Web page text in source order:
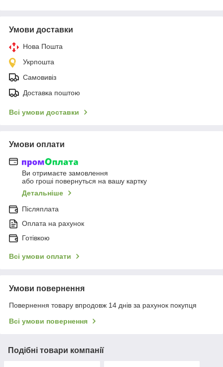
Умови доставки
Нова Пошта
Укрпошта
Самовивіз
Доставка поштою
Всі умови доставки
Умови оплати
Ви отримаєте замовлення
або гроші повернуться на вашу картку
Детальніше
Післяплата
Оплата на рахунок
Готівкою
Всі умови оплати
Умови повернення
Повернення товару впродовж 14 днів за рахунок покупця
Всі умови повернення
Подібні товари компанії